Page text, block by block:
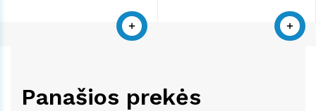
Panašios prekės